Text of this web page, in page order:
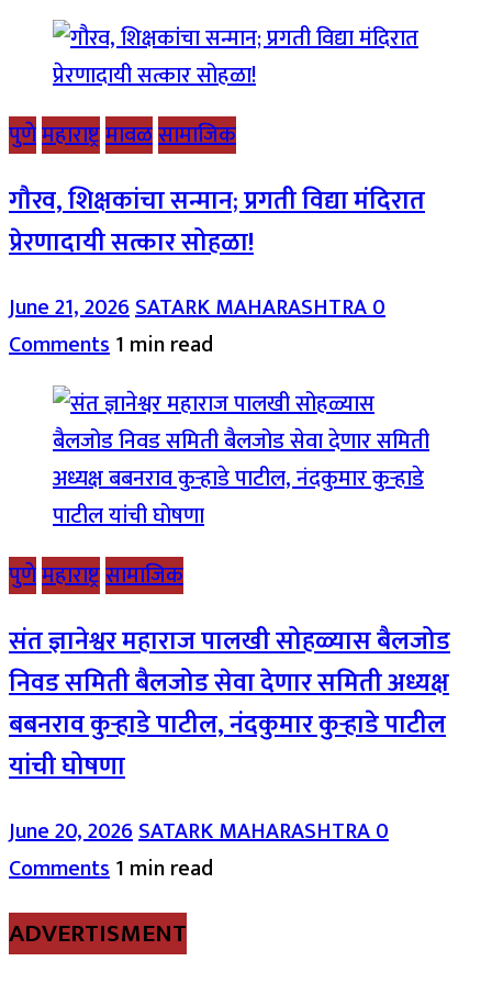
पुणेमहाराष्ट्रमावळसामाजिक
गौरव, शिक्षकांचा सन्मान; प्रगती विद्या मंदिरात
प्रेरणादायी सत्कार सोहळा!
June 21, 2026SATARK MAHARASHTRA0
Comments1 min read
पुणेमहाराष्ट्रसामाजिक
संत ज्ञानेश्वर महाराज पालखी सोहळ्यास बैलजोड
निवड समिती बैलजोड सेवा देणार समिती अध्यक्ष
बबनराव कुऱ्हाडे पाटील, नंदकुमार कुऱ्हाडे पाटील
यांची घोषणा
June 20, 2026SATARK MAHARASHTRA0
Comments1 min read
ADVERTISMENT